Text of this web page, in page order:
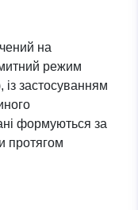
системи
на
режим
із застосуванням
формуються за
протягом